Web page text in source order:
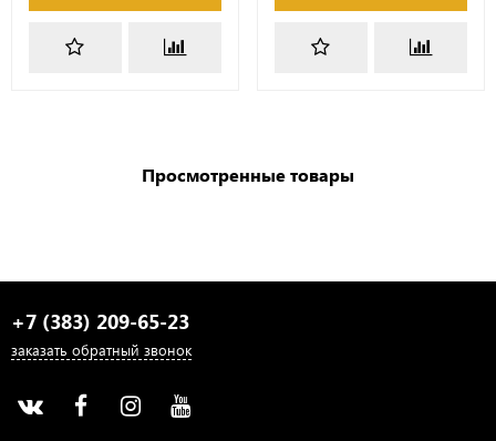
Просмотренные товары
+7 (383) 209-65-23
заказать обратный звонок